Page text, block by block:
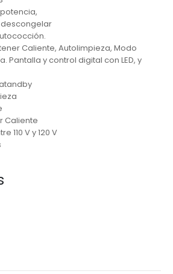
Caliente, Autolimpieza, Modo
Pantalla y control digital con LED, y
Caliente
110 V y 120 V